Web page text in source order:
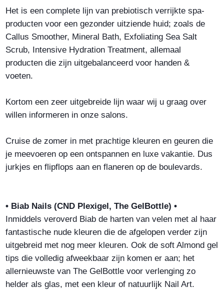
Het is een complete lijn van prebiotisch verrijkte spa-
producten voor een gezonder uitziende huid; zoals de
Callus Smoother, Mineral Bath, Exfoliating Sea Salt
Scrub, Intensive Hydration Treatment, allemaal
producten die zijn uitgebalanceerd voor handen &
voeten.
Kortom een zeer uitgebreide lijn waar wij u graag over
willen informeren in onze salons.
Cruise de zomer in met prachtige kleuren en geuren die
je meevoeren op een ontspannen en luxe vakantie. Dus
jurkjes en flipflops aan en flaneren op de boulevards.
• Biab Nails (CND Plexigel, The GelBottle) •
Inmiddels veroverd Biab de harten van velen met al haar
fantastische nude kleuren die de afgelopen verder zijn
uitgebreid met nog meer kleuren. Ook de soft Almond gel
tips die volledig afweekbaar zijn komen er aan; het
allernieuwste van The GelBottle voor verlenging zo
helder als glas, met een kleur of natuurlijk Nail Art.